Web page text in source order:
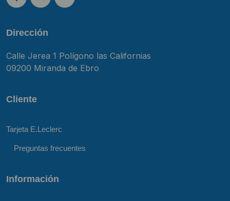
Dirección
Calle Jerea 1 Polígono las Californias
09200 Miranda de Ebro
Cliente
Tarjeta E.Leclerc
Preguntas frecuentes
Información